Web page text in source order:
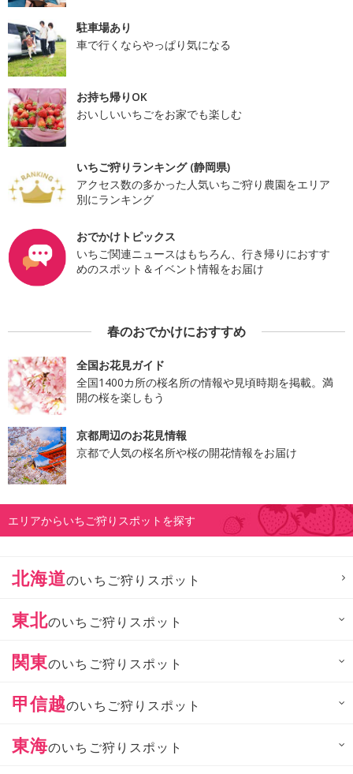
駐車場あり
車で行くならやっぱり気になる
お持ち帰りOK
おいしいいちごをお家でも楽しむ
いちご狩りランキング (静岡県)
アクセス数の多かった人気いちご狩り農園をエリア
別にランキング
おでかけトピックス
いちご関連ニュースはもちろん、行き帰りにおすす
めのスポット＆イベント情報をお届け
春のおでかけにおすすめ
全国お花見ガイド
全国1400カ所の桜名所の情報や見頃時期を掲載。満
開の桜を楽しもう
京都周辺のお花見情報
京都で人気の桜名所や桜の開花情報をお届け
エリアからいちご狩りスポットを探す
北海道のいちご狩りスポット
東北のいちご狩りスポット
関東のいちご狩りスポット
甲信越のいちご狩りスポット
東海のいちご狩りスポット